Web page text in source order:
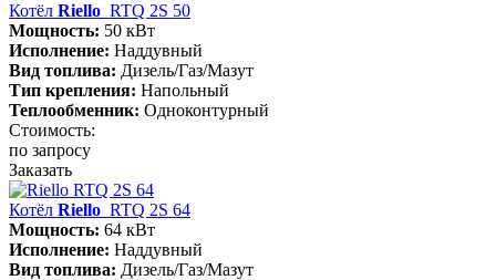
Котёл Riello RTQ 2S 50
Мощность: 50 кВт
Исполнение: Наддувный
Вид топлива: Дизель/Газ/Мазут
Тип крепления: Напольный
Теплообменник: Одноконтурный
Стоимость:
по запросу
Заказать
Котёл Riello RTQ 2S 64
Мощность: 64 кВт
Исполнение: Наддувный
Вид топлива: Дизель/Газ/Мазут